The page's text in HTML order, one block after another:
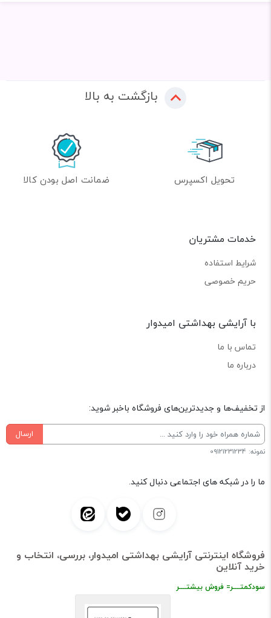
بازگشت به بالا
تحویل اکسپرس ضمانت اصل بودن کالا
خدمات مشتریان
شرایط استفاده
حریم خصوصی
با آرایشی بهداشتی امیدوار
تماس با ما
درباره ما
از تخفیف‌ها و جدیدترین‌های فروشگاه باخبر شوید:
ارسال
نمونه: 09121231234
ما را در شبکه های اجتماعی دنبال کنید.
فروشگاه اینترنتی آرایشی بهداشتی امیدوار، بررسی، انتخاب و
خرید آنلاین
سودکمتــــر= فروش بیشتــــر